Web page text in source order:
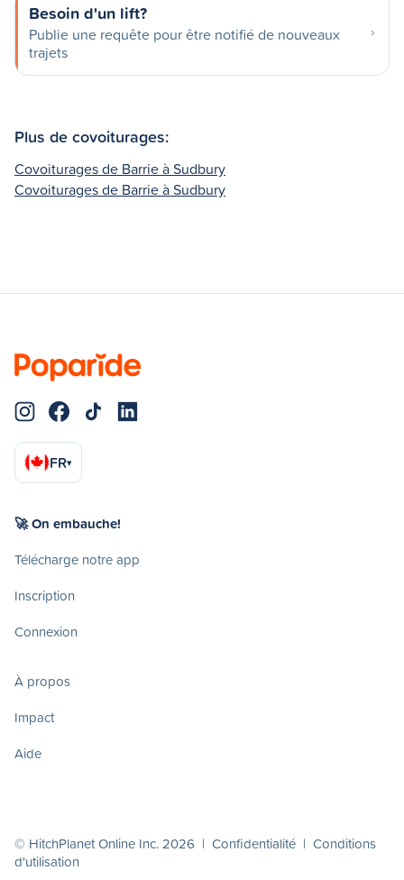
Besoin d'un lift?
Publie une requête pour être notifié de nouveaux
trajets
Plus de covoiturages:
Covoiturages de Barrie à Sudbury
Covoiturages de Barrie à Sudbury
FR▾
🚀 On embauche!
Télécharge notre app
Inscription
Connexion
À propos
Impact
Aide
© HitchPlanet Online Inc. 2026 | Confidentialité | Conditions
d'utilisation